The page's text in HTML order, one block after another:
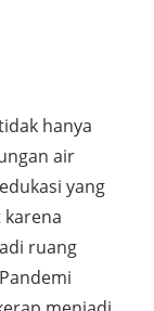
hanya
air
yang
ruang